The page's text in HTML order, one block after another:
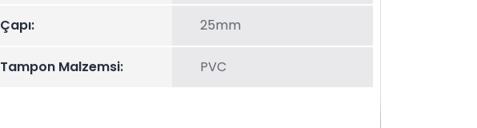
Çapı: 25mm
Tampon Malzemsi: PVC